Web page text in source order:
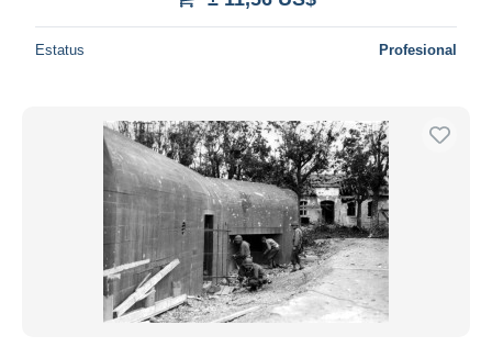
Estatus Profesional